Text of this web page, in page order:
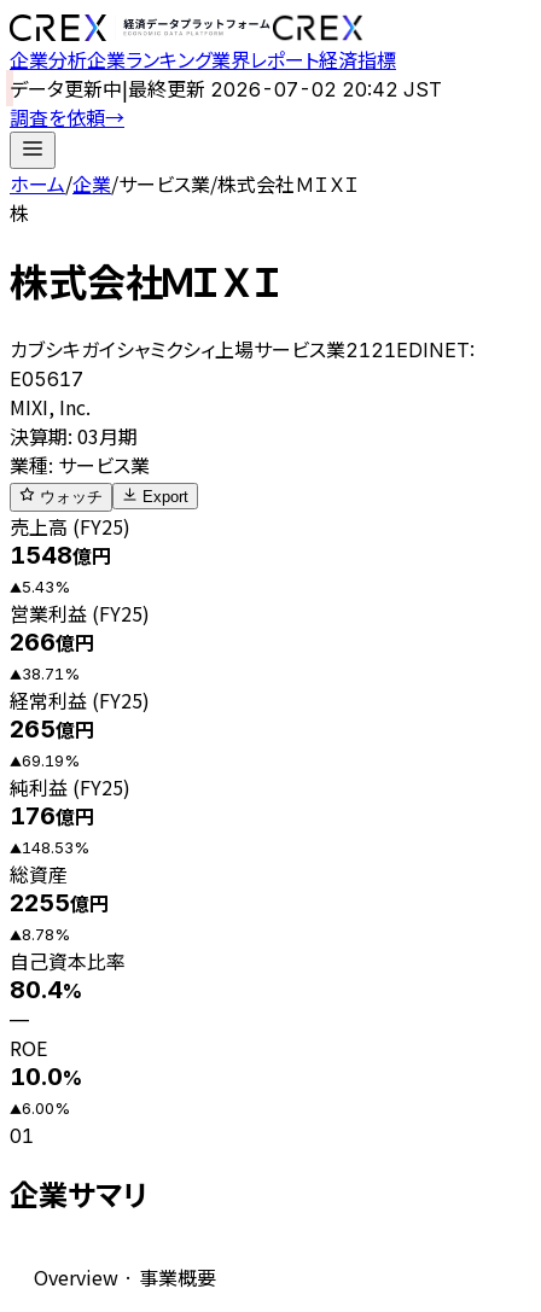
企業分析企業ランキング業界レポート経済指標
データ更新中|最終更新 2026-07-02 20:42 JST
調査を依頼→
ホーム/企業/サービス業/株式会社ＭＩＸＩ
株
株式会社ＭＩＸＩ
カブシキガイシャミクシィ 上場サービス業2121EDINET:
E05617
MIXI, Inc.
決算期: 03月期
業種: サービス業
ウォッチ Export
売上高 (FY25)
1548億円
▲5.43%
営業利益 (FY25)
266億円
▲38.71 %
経常利益 (FY25)
265億円
▲69.19%
純利益 (FY25)
176億円
▲148.53%
総資産
2255億円
▲8.78%
自己資本比率
80.4%
—
ROE
10.0%
▲6.00%
01
企業サマリ
Overview · 事業概要